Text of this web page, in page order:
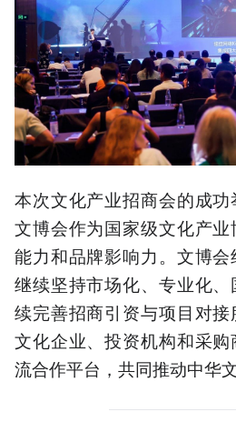
本次文化产业招商会的成
文博会作为国家级文化产
能力和品牌影响力。文博
继续坚持市场化、专业化
续完善招商引资与项目对
文化企业、投资机构和采
流合作平台，共同推动中华